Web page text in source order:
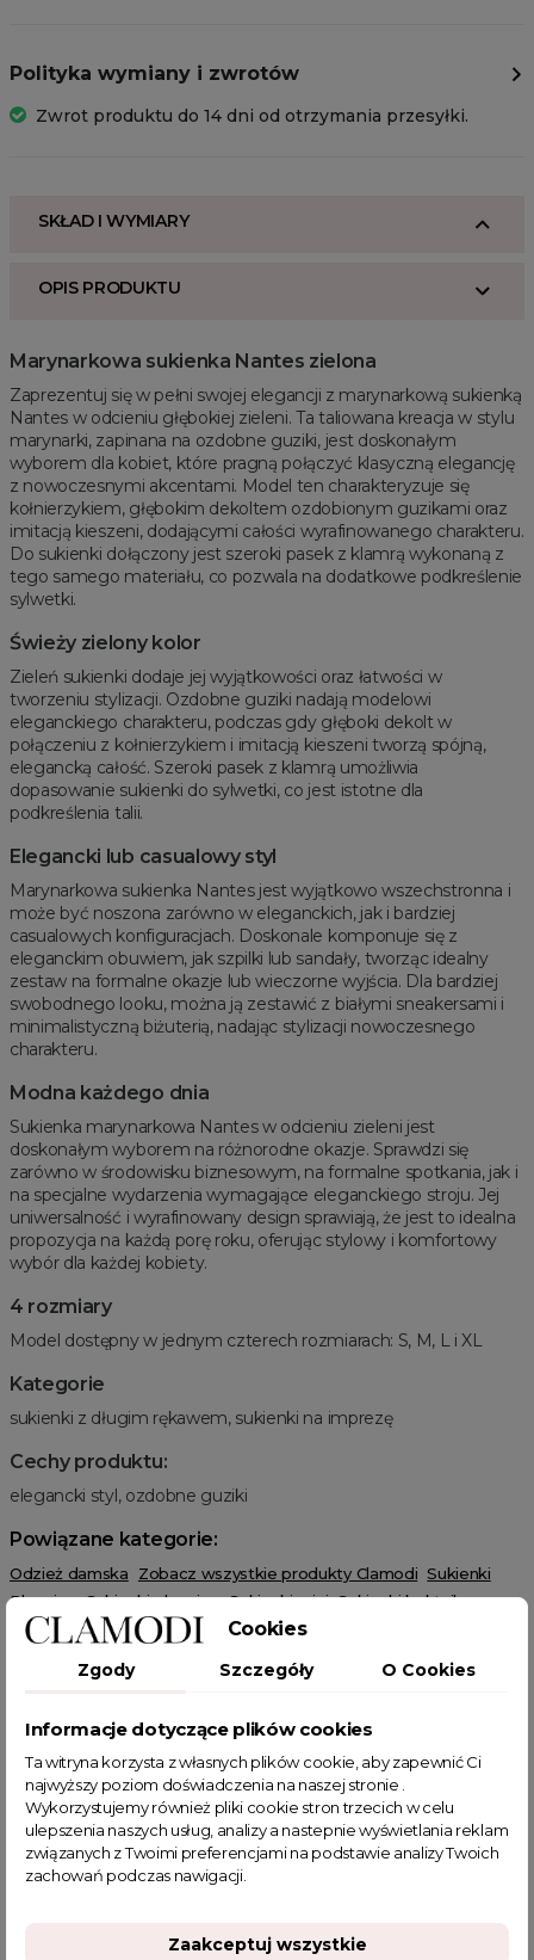
Polityka wymiany i zwrotów
Zwrot produktu do 14 dni od otrzymania przesyłki.
SKŁAD I WYMIARY
OPIS PRODUKTU
Marynarkowa sukienka Nantes zielona
Zaprezentuj się w pełni swojej elegancji z marynarkową sukienką
Nantes w odcieniu głębokiej zieleni. Ta taliowana kreacja w stylu
marynarki, zapinana na ozdobne guziki, jest doskonałym
wyborem dla kobiet, które pragną połączyć klasyczną elegancję
z nowoczesnymi akcentami. Model ten charakteryzuje się
kołnierzykiem, głębokim dekoltem ozdobionym guzikami oraz
imitacją kieszeni, dodającymi całości wyrafinowanego charakteru.
Do sukienki dołączony jest szeroki pasek z klamrą wykonaną z
tego samego materiału, co pozwala na dodatkowe podkreślenie
sylwetki.
Świeży zielony kolor
Zieleń sukienki dodaje jej wyjątkowości oraz łatwości w
tworzeniu stylizacji. Ozdobne guziki nadają modelowi
eleganckiego charakteru, podczas gdy głęboki dekolt w
połączeniu z kołnierzykiem i imitacją kieszeni tworzą spójną,
elegancką całość. Szeroki pasek z klamrą umożliwia
dopasowanie sukienki do sylwetki, co jest istotne dla
podkreślenia talii.
Elegancki lub casualowy styl
Marynarkowa sukienka Nantes jest wyjątkowo wszechstronna i
może być noszona zarówno w eleganckich, jak i bardziej
casualowych konfiguracjach. Doskonale komponuje się z
eleganckim obuwiem, jak szpilki lub sandały, tworząc idealny
zestaw na formalne okazje lub wieczorne wyjścia. Dla bardziej
swobodnego looku, można ją zestawić z białymi sneakersami i
minimalistyczną biżuterią, nadając stylizacji nowoczesnego
charakteru.
Modna każdego dnia
Sukienka marynarkowa Nantes w odcieniu zieleni jest
doskonałym wyborem na różnorodne okazje. Sprawdzi się
zarówno w środowisku biznesowym, na formalne spotkania, jak i
na specjalne wydarzenia wymagające eleganckiego stroju. Jej
uniwersalność i wyrafinowany design sprawiają, że jest to idealna
propozycja na każdą porę roku, oferując stylowy i komfortowy
wybór dla każdej kobiety.
4 rozmiary
Model dostępny w jednym czterech rozmiarach: S, M, L i XL
Kategorie
sukienki z długim rękawem, sukienki na imprezę
Cechy produktu:
elegancki styl, ozdobne guziki
Powiązane kategorie:
Odzież damska Zobacz wszystkie produkty Clamodi Sukienki
Plus size Sukienki plus size Sukienki mini Sukienki koktajlowe
Sukienki na imprezę
Sukienki z długim rękawem
Sukienki na ślub cywilny
Wiosenne Uroczystości
POWIĄZANE TAGI
sukienka mini
sukienka na przyjęcie
Cookies
Zgody Szczegóły O Cookies
Informacje dotyczące plików cookies
Ta witryna korzysta z własnych plików cookie, aby zapewnić Ci
najwyższy poziom doświadczenia na naszej stronie .
Wykorzystujemy również pliki cookie stron trzecich w celu
ulepszenia naszych usług, analizy a nastepnie wyświetlania reklam
związanych z Twoimi preferencjami na podstawie analizy Twoich
zachowań podczas nawigacji.
Zaakceptuj wszystkie